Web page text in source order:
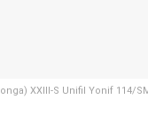
XXIII-S Unifil Yonif 114/